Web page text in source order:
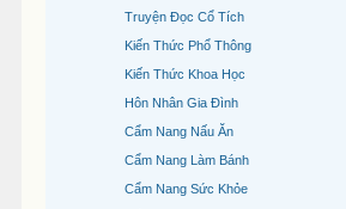
Truyện Đọc Cổ Tích
Kiến Thức Phổ Thông
Kiến Thức Khoa Học
Hôn Nhân Gia Đình
Cẩm Nang Nấu Ăn
Cẩm Nang Làm Bánh
Cẩm Nang Sức Khỏe